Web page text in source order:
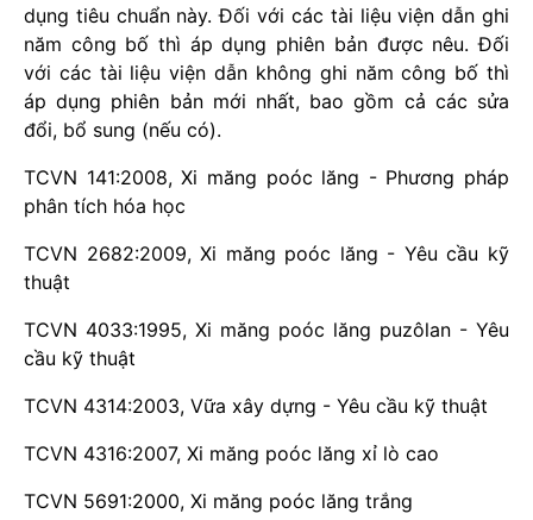
dụng tiêu chuẩn này. Đối với các tài liệu viện dẫn ghi
năm công bố thì áp dụng phiên bản được nêu. Đối
với các tài liệu viện dẫn không ghi năm công bố thì
áp dụng phiên bản mới nhất, bao gồm cả các sửa
đổi, bổ sung (nếu có).
TCVN 141:2008, Xi măng poóc lăng - Phương pháp
phân tích hóa học
TCVN 2682:2009, Xi măng poóc lăng - Yêu cầu kỹ
thuật
TCVN 4033:1995, Xi măng poóc lăng puzôlan - Yêu
cầu kỹ thuật
TCVN 4314:2003, Vữa xây dựng - Yêu cầu kỹ thuật
TCVN 4316:2007, Xi măng poóc lăng xỉ lò cao
TCVN 5691:2000, Xi măng poóc lăng trắng